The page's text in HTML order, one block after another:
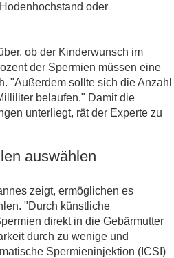
oder
ob der Kinderwunsch im
der Spermien müssen eine
"Außerdem sollte sich die Anzahl
belaufen." Damit die
unterliegt, rät der Experte zu
auswählen
zeigt, ermöglichen es
"Durch künstliche
direkt in die Gebärmutter
durch zu wenige und
Spermieninjektion (ICSI)